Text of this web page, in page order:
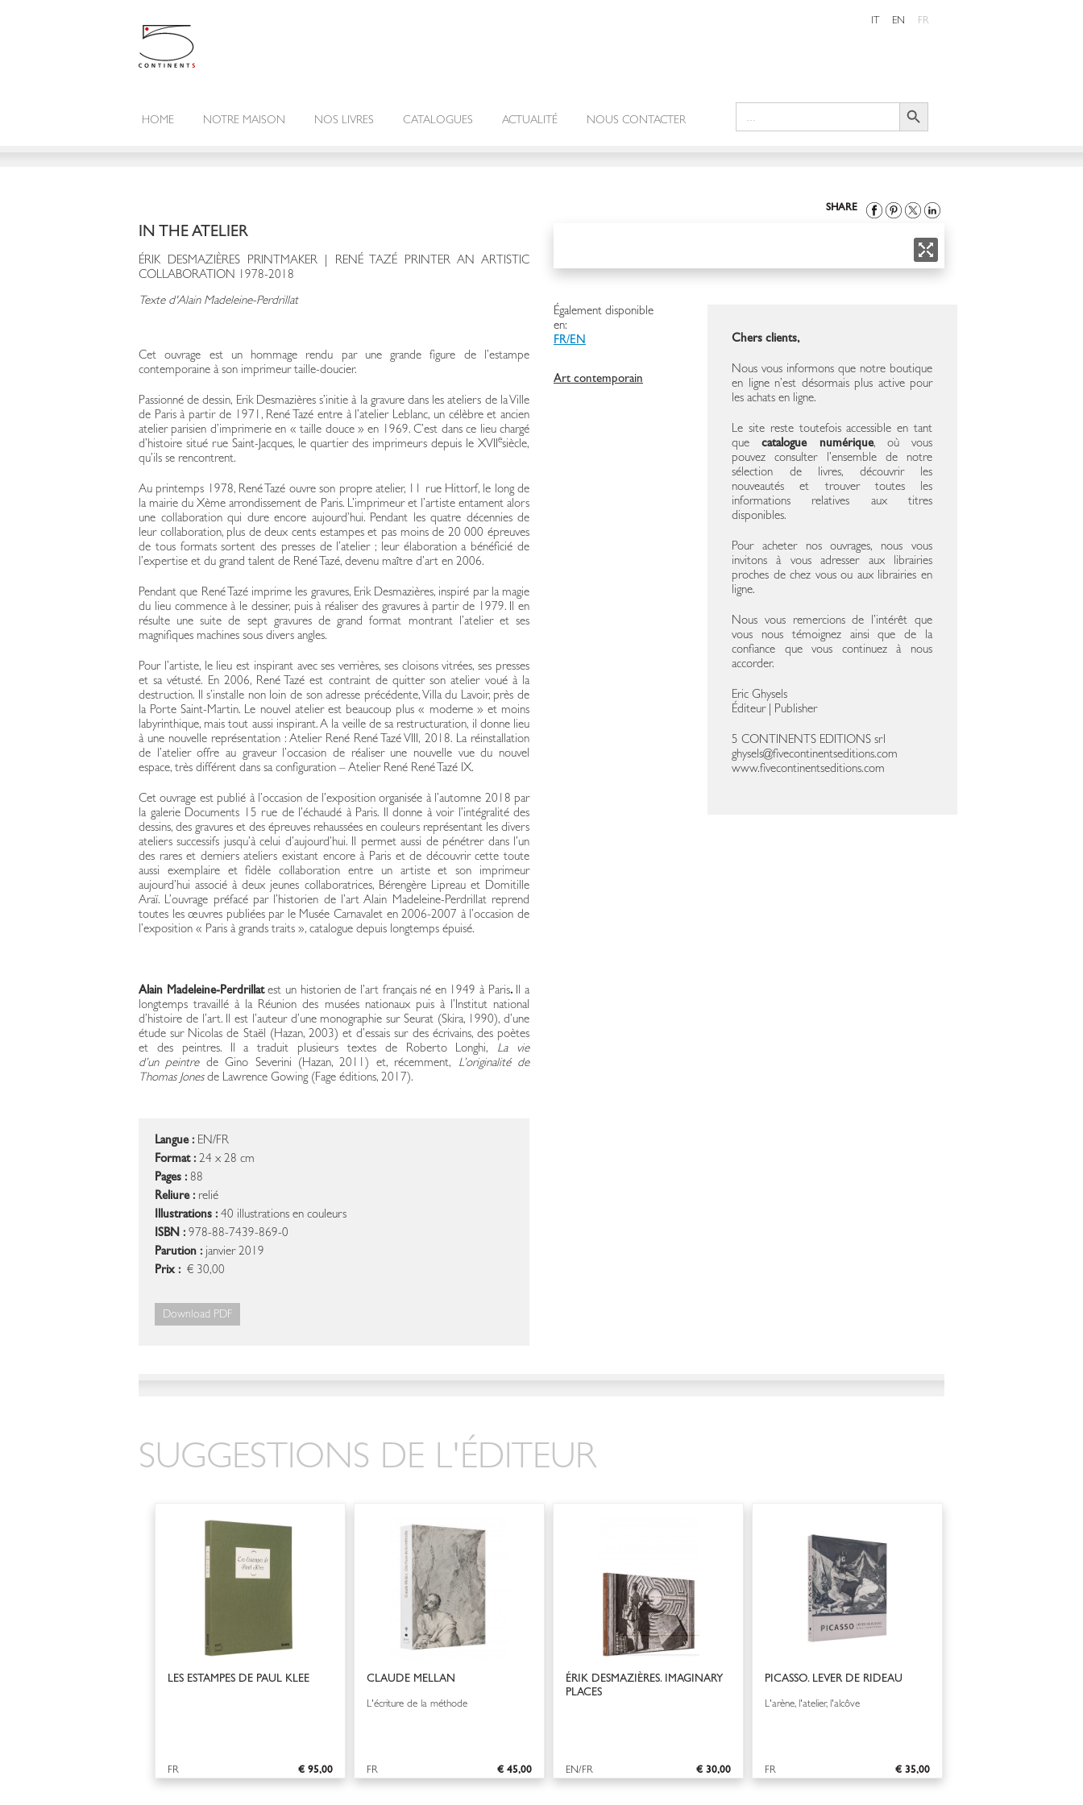
IT EN FR
HOME NOTRE MAISON NOS LIVRES CATALOGUES ACTUALITÉ NOUS CONTACTER
Search Button
SHARE
IN THE ATELIER
ÉRIK DESMAZIÈRES PRINTMAKER | RENÉ TAZÉ PRINTER AN ARTISTIC
COLLABORATION 1978-2018
Texte d'Alain Madeleine-Perdrillat
Cet ouvrage est un hommage rendu par une grande figure de l’estampe
contemporaine à son imprimeur taille-doucier.
Passionné de dessin, Erik Desmazières s’initie à la gravure dans les ateliers de la Ville
de Paris à partir de 1971, René Tazé entre à l’atelier Leblanc, un célèbre et ancien
atelier parisien d’imprimerie en « taille douce » en 1969. C’est dans ce lieu chargé
d’histoire situé rue Saint-Jacques, le quartier des imprimeurs depuis le XVIIesiècle,
qu’ils se rencontrent.
Au printemps 1978, René Tazé ouvre son propre atelier, 11 rue Hittorf, le long de
la mairie du Xème arrondissement de Paris. L’imprimeur et l’artiste entament alors
une collaboration qui dure encore aujourd’hui. Pendant les quatre décennies de
leur collaboration, plus de deux cents estampes et pas moins de 20 000 épreuves
de tous formats sortent des presses de l’atelier ; leur élaboration a bénéficié de
l’expertise et du grand talent de René Tazé, devenu maître d’art en 2006.
Pendant que René Tazé imprime les gravures, Erik Desmazières, inspiré par la magie
du lieu commence à le dessiner, puis à réaliser des gravures à partir de 1979. Il en
résulte une suite de sept gravures de grand format montrant l’atelier et ses
magnifiques machines sous divers angles.
Pour l’artiste, le lieu est inspirant avec ses verrières, ses cloisons vitrées, ses presses
et sa vétusté. En 2006, René Tazé est contraint de quitter son atelier voué à la
destruction. Il s’installe non loin de son adresse précédente, Villa du Lavoir, près de
la Porte Saint-Martin. Le nouvel atelier est beaucoup plus « moderne » et moins
labyrinthique, mais tout aussi inspirant. A la veille de sa restructuration, il donne lieu
à une nouvelle représentation : Atelier René René Tazé VIII, 2018. La réinstallation
de l’atelier offre au graveur l’occasion de réaliser une nouvelle vue du nouvel
espace, très différent dans sa configuration – Atelier René René Tazé IX.
Cet ouvrage est publié à l’occasion de l’exposition organisée à l’automne 2018 par
la galerie Documents 15 rue de l’échaudé à Paris. Il donne à voir l’intégralité des
dessins, des gravures et des épreuves rehaussées en couleurs représentant les divers
ateliers successifs jusqu’à celui d’aujourd’hui. Il permet aussi de pénétrer dans l’un
des rares et derniers ateliers existant encore à Paris et de découvrir cette toute
aussi exemplaire et fidèle collaboration entre un artiste et son imprimeur
aujourd’hui associé à deux jeunes collaboratrices, Bérengère Lipreau et Domitille
Araï. L’ouvrage préfacé par l’historien de l’art Alain Madeleine-Perdrillat reprend
toutes les œuvres publiées par le Musée Carnavalet en 2006-2007 à l’occasion de
l’exposition « Paris à grands traits », catalogue depuis longtemps épuisé.
Alain Madeleine-Perdrillatest un historien de l’art français né en 1949 à Paris. Il a
longtemps travaillé à la Réunion des musées nationaux puis à l’Institut national
d’histoire de l’art. Il est l’auteur d’une monographie sur Seurat (Skira, 1990), d’une
étude sur Nicolas de Staël (Hazan, 2003) et d’essais sur des écrivains, des poètes
et des peintres. Il a traduit plusieurs textes de Roberto Longhi, La vie
d’un peintre de Gino Severini (Hazan, 2011) et, récemment, L’originalité de
Thomas Jonesde Lawrence Gowing (Fage éditions, 2017).
Langue : EN/FR
Format : 24 x 28 cm
Pages : 88
Reliure : relié
Illustrations : 40 illustrations en couleurs
ISBN : 978-88-7439-869-0
Parution : janvier 2019
Prix : € 30,00
Download PDF
Chers clients,
Nous vous informons que notre boutique
en ligne n’est désormais plus active pour
les achats en ligne.
Le site reste toutefois accessible en tant
quecatalogue numérique, où vous
pouvez consulter l’ensemble de notre
sélection de livres, découvrir les
nouveautés et trouver toutes les
informations relatives aux titres
disponibles.
Pour acheter nos ouvrages, nous vous
invitons à vous adresser aux librairies
proches de chez vous ou aux librairies en
ligne.
Nous vous remercions de l’intérêt que
vous nous témoignez ainsi que de la
confiance que vous continuez à nous
accorder.
Eric Ghysels
Éditeur | Publisher
5 CONTINENTS EDITIONS srl
ghysels@fivecontinentseditions.com
www.fivecontinentseditions.com
Également disponible
en:
FR/EN
Art contemporain
SUGGESTIONS DE L'ÉDITEUR
LES ESTAMPES DE PAUL KLEE
€ 95,00
FR
CLAUDE MELLAN
L'écriture de la méthode
€ 45,00
FR
ÉRIK DESMAZIÈRES. IMAGINARY
PLACES
€ 30,00
EN/FR
PICASSO. LEVER DE RIDEAU
L'arène, l'atelier, l'alcôve
€ 35,00
FR